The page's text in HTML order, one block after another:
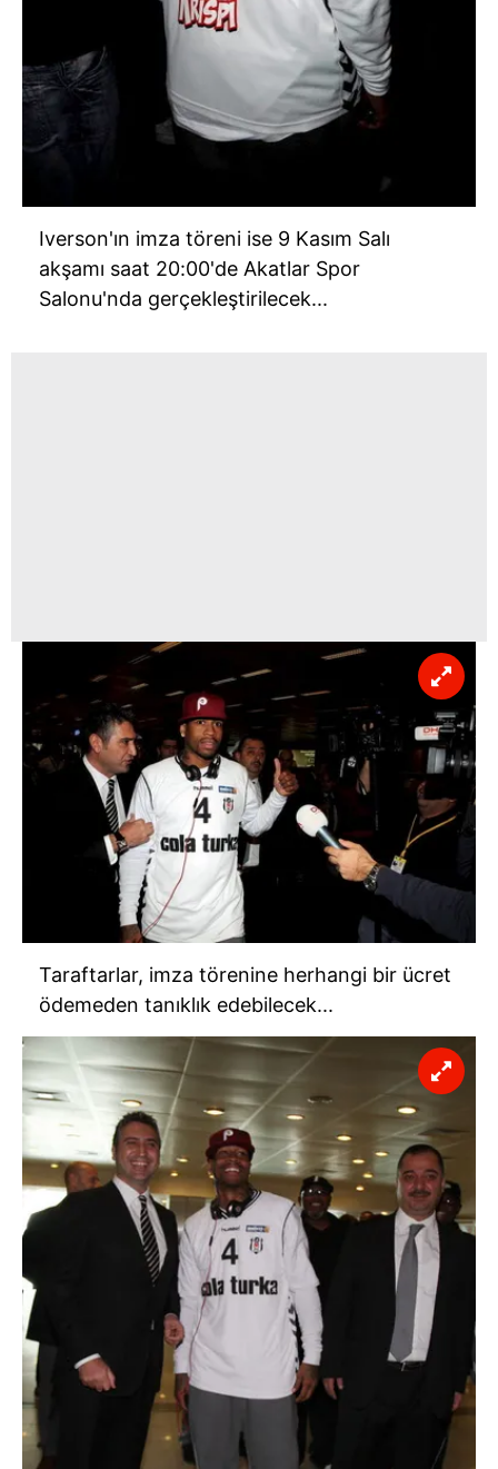
Iverson'ın imza töreni ise 9 Kasım Salı
akşamı saat 20:00'de Akatlar Spor
Salonu'nda gerçekleştirilecek...
Taraftarlar, imza törenine herhangi bir ücret
ödemeden tanıklık edebilecek...